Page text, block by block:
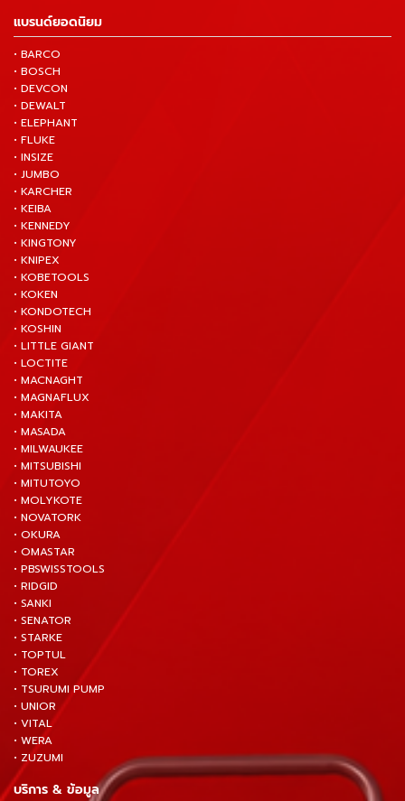
แบรนด์ยอดนิยม
• BARCO
• BOSCH
• DEVCON
• DEWALT
• ELEPHANT
• FLUKE
• INSIZE
• JUMBO
• KARCHER
• KEIBA
• KENNEDY
• KINGTONY
• KNIPEX
• KOBETOOLS
• KOKEN
• KONDOTECH
• KOSHIN
• LITTLE GIANT
• LOCTITE
• MACNAGHT
• MAGNAFLUX
• MAKITA
• MASADA
• MILWAUKEE
• MITSUBISHI
• MITUTOYO
• MOLYKOTE
• NOVATORK
• OKURA
• OMASTAR
• PBSWISSTOOLS
• RIDGID
• SANKI
• SENATOR
• STARKE
• TOPTUL
• TOREX
• TSURUMI PUMP
• UNIOR
• VITAL
• WERA
• ZUZUMI
บริการ & ข้อมูล